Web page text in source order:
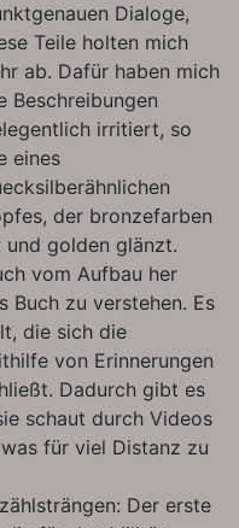
Dialoge,
Teile holten mich
ab. Dafür haben mich
Beschreibungen
irritiert, so
eines
der bronzefarben
und golden glänzt.
vom Aufbau her
Buch zu verstehen. Es
die sich die
von Erinnerungen
Dadurch gibt es
schaut durch Videos
für viel Distanz zu
Der erste